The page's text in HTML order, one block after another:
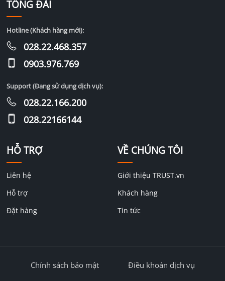
HỖ TRỢ
Liên hệ
Hỗ trợ
Đặt hàng
VỀ CHÚNG TÔI
Giới thiệu TRUST.vn
Khách hàng
Tin tức
TỔNG ĐÀI
Hotline (Khách hàng mới):
028.22.468.357
0903.976.769
Support (Đang sử dụng dịch vụ):
028.22.166.200
028.22166144
Chính sách bảo mật Điều khoản dịch vụ